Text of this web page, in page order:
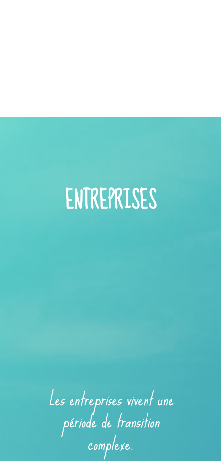
ENTREPRISES
Les entreprises vivent une
période de transition
complexe.